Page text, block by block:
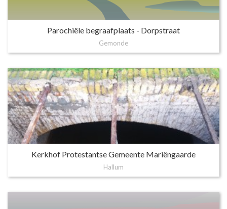
Parochiële begraafplaats - Dorpstraat
Gemonde
Kerkhof Protestantse Gemeente Mariëngaarde
Hallum